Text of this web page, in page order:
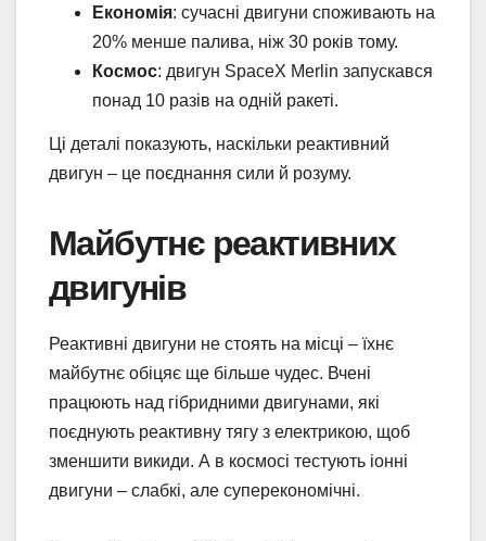
Економія: сучасні двигуни споживають на
20% менше палива, ніж 30 років тому.
Космос: двигун SpaceX Merlin запускався
понад 10 разів на одній ракеті.
Ці деталі показують, наскільки реактивний
двигун – це поєднання сили й розуму.
Майбутнє реактивних
двигунів
Реактивні двигуни не стоять на місці – їхнє
майбутнє обіцяє ще більше чудес. Вчені
працюють над гібридними двигунами, які
поєднують реактивну тягу з електрикою, щоб
зменшити викиди. А в космосі тестують іонні
двигуни – слабкі, але суперекономічні.